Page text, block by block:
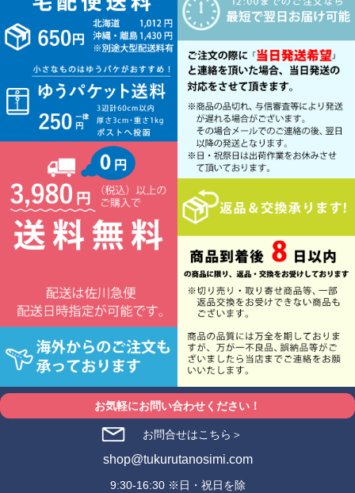
お気軽にお問い合わせください！
お問合せはこちら＞
shop@tukurutanosimi.com
9:30-16:30 ※日・祝日を除